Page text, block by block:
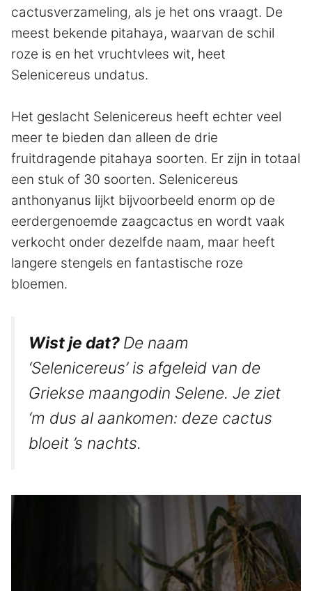
cactusverzameling, als je het ons vraagt. De
meest bekende pitahaya, waarvan de schil
roze is en het vruchtvlees wit, heet
Selenicereus undatus.
Het geslacht Selenicereus heeft echter veel
meer te bieden dan alleen de drie
fruitdragende pitahaya soorten. Er zijn in totaal
een stuk of 30 soorten. Selenicereus
anthonyanus lijkt bijvoorbeeld enorm op de
eerdergenoemde zaagcactus en wordt vaak
verkocht onder dezelfde naam, maar heeft
langere stengels en fantastische roze
bloemen.
Wist je dat? De naam
‘Selenicereus’ is afgeleid van de
Griekse maangodin Selene. Je ziet
‘m dus al aankomen: deze cactus
bloeit ’s nachts.